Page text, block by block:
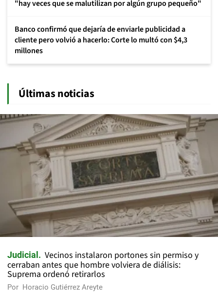
"hay veces que se malutilizan por algún grupo pequeño"
Banco confirmó que dejaría de enviarle publicidad a
cliente pero volvió a hacerlo: Corte lo multó con $4,3
millones
Últimas noticias
Judicial
Vecinos instalaron portones sin permiso y
cerraban antes que hombre volviera de diálisis:
Suprema ordenó retirarlos
Por Horacio Gutiérrez Areyte